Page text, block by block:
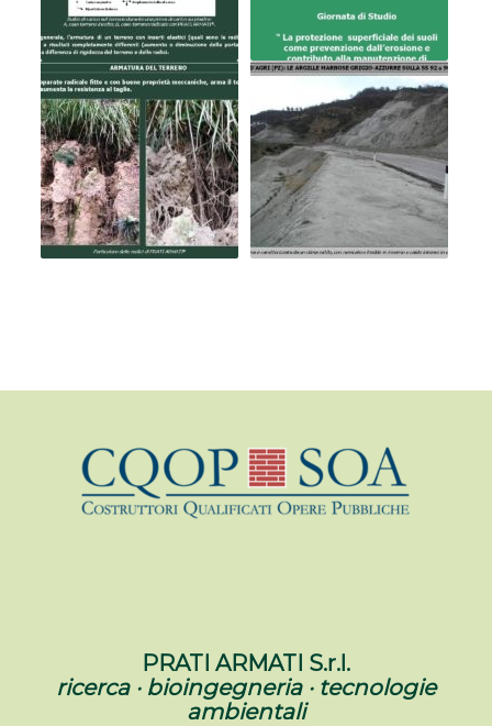
PRATI ARMATI S.r.l.
ricerca · bioingegneria · tecnologie
ambientali